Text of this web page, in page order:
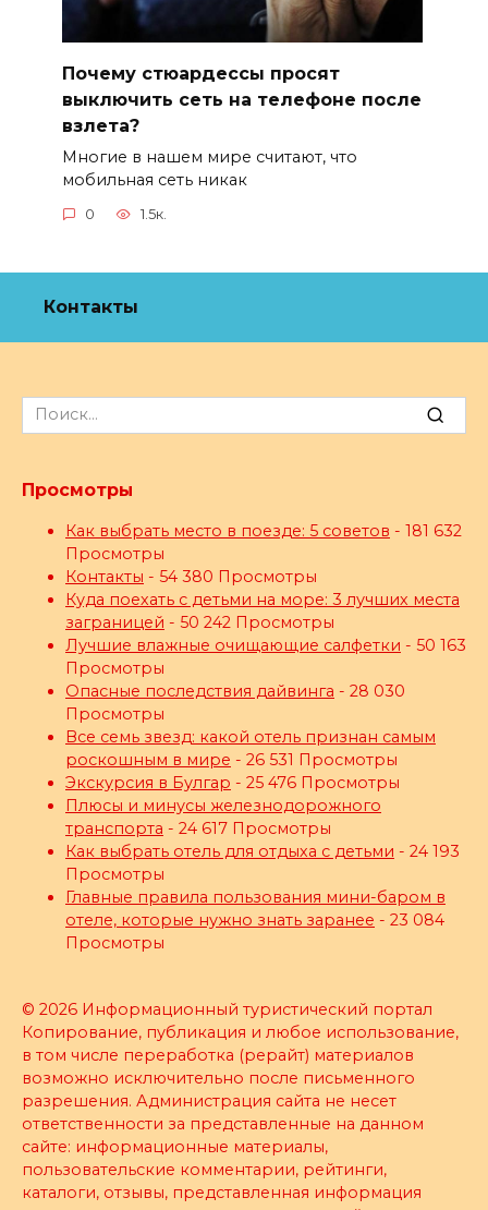
Почему стюардессы просят
выключить сеть на телефоне после
взлета?
Многие в нашем мире считают, что
мобильная сеть никак
0 1.5к.
Контакты
Search
for:
Просмотры
Как выбрать место в поезде: 5 советов - 181 632
Просмотры
Контакты - 54 380 Просмотры
Куда поехать с детьми на море: 3 лучших места
заграницей - 50 242 Просмотры
Лучшие влажные очищающие салфетки - 50 163
Просмотры
Опасные последствия дайвинга - 28 030
Просмотры
Все семь звезд: какой отель признан самым
роскошным в мире - 26 531 Просмотры
Экскурсия в Булгар - 25 476 Просмотры
Плюсы и минусы железнодорожного
транспорта - 24 617 Просмотры
Как выбрать отель для отдыха с детьми - 24 193
Просмотры
Главные правила пользования мини-баром в
отеле, которые нужно знать заранее - 23 084
Просмотры
© 2026 Информационный туристический портал
Копирование, публикация и любое использование,
в том числе переработка (рерайт) материалов
возможно исключительно после письменного
разрешения. Администрация сайта не несет
ответственности за представленные на данном
сайте: информационные материалы,
пользовательские комментарии, рейтинги,
каталоги, отзывы, представленная информация